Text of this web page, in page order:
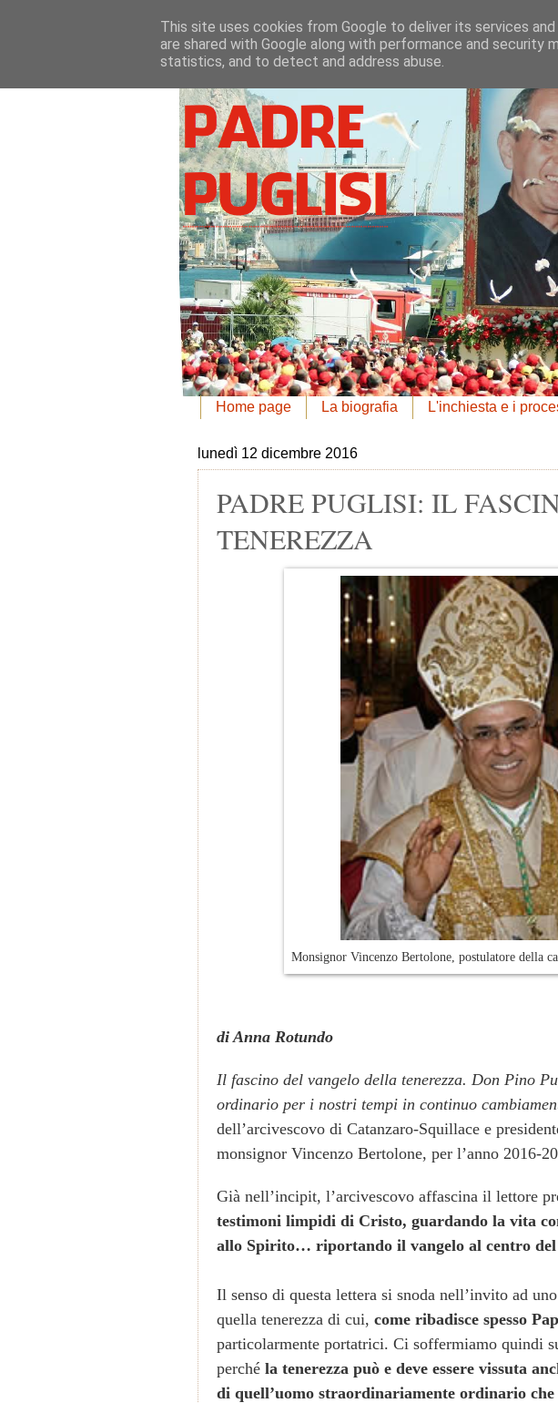
Home page La biografia L'inchiesta e i
lunedì 12 dicembre 2016
PADRE PUGLISI: IL
TENEREZZA
Monsignor Vincenzo Bertolone, postulatore della
di Anna Rotundo
Il fascino del vangelo della tenerezza. Don Pino
ordinario per i nostri tempi in continuo
dell’arcivescovo di Catanzaro-Squillace e
monsignor Vincenzo Bertolone, per l’anno 2016-
Già nell’incipit, l’arcivescovo affascina il lettore
testimoni limpidi di Cristo, guardando la vita
allo Spirito… riportando il vangelo al centro del
Il senso di questa lettera si snoda nell’invito ad
quella tenerezza di cui, come ribadisce spesso
particolarmente portatrici. Ci soffermiamo quindi
perché la tenerezza può e deve essere vissuta
di quell’uomo straordinariamente ordinario
This site uses cookies from Google to deliver its services
are shared with Google along with performance and security
statistics, and to detect and address abuse.